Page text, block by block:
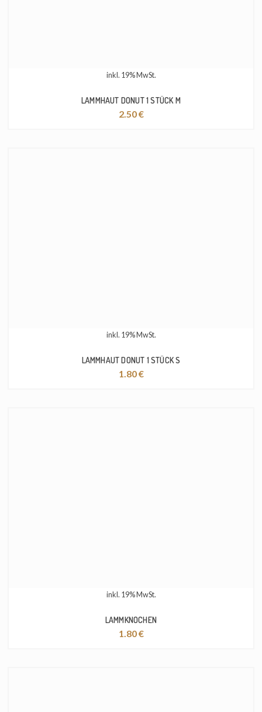
inkl. 19% MwSt.
LAMMHAUT DONUT 1 STÜCK M
2.50€
inkl. 19% MwSt.
LAMMHAUT DONUT 1 STÜCK S
1.80€
inkl. 19% MwSt.
LAMMKNOCHEN
1.80€